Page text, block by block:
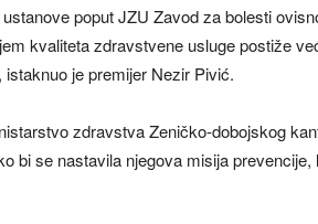
poput JZU Zavod za bolesti
kvaliteta zdravstvene usluge postiže
istaknuo je premijer Nezir Pivić.
zdravstva Zeničko-dobojskog
bi se nastavila njegova misija prevencije,